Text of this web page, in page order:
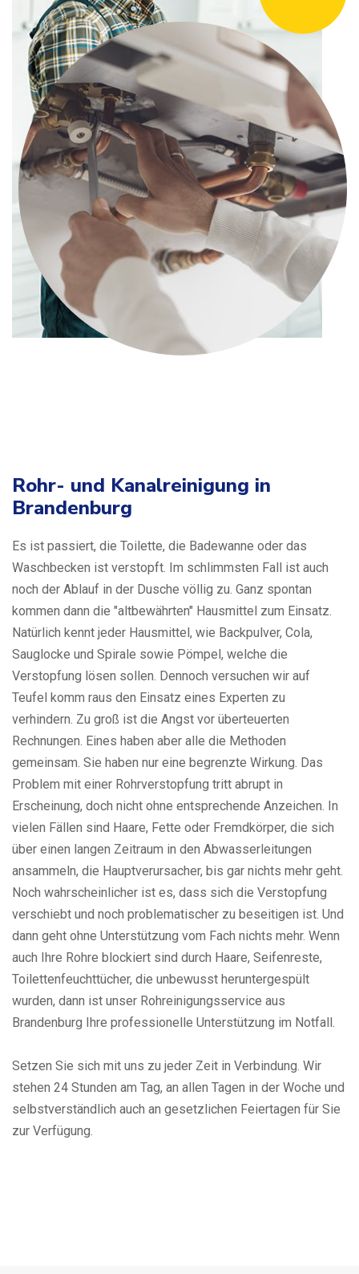
Rohr- und Kanalreinigung in
Brandenburg
Es ist passiert, die Toilette, die Badewanne oder das
Waschbecken ist verstopft. Im schlimmsten Fall ist auch
noch der Ablauf in der Dusche völlig zu. Ganz spontan
kommen dann die "altbewährten" Hausmittel zum Einsatz.
Natürlich kennt jeder Hausmittel, wie Backpulver, Cola,
Sauglocke und Spirale sowie Pömpel, welche die
Verstopfung lösen sollen. Dennoch versuchen wir auf
Teufel komm raus den Einsatz eines Experten zu
verhindern. Zu groß ist die Angst vor überteuerten
Rechnungen. Eines haben aber alle die Methoden
gemeinsam. Sie haben nur eine begrenzte Wirkung. Das
Problem mit einer Rohrverstopfung tritt abrupt in
Erscheinung, doch nicht ohne entsprechende Anzeichen. In
vielen Fällen sind Haare, Fette oder Fremdkörper, die sich
über einen langen Zeitraum in den Abwasserleitungen
ansammeln, die Hauptverursacher, bis gar nichts mehr geht.
Noch wahrscheinlicher ist es, dass sich die Verstopfung
verschiebt und noch problematischer zu beseitigen ist. Und
dann geht ohne Unterstützung vom Fach nichts mehr. Wenn
auch Ihre Rohre blockiert sind durch Haare, Seifenreste,
Toilettenfeuchttücher, die unbewusst heruntergespült
wurden, dann ist unser Rohreinigungsservice aus
Brandenburg Ihre professionelle Unterstützung im Notfall.
Setzen Sie sich mit uns zu jeder Zeit in Verbindung. Wir
stehen 24 Stunden am Tag, an allen Tagen in der Woche und
selbstverständlich auch an gesetzlichen Feiertagen für Sie
zur Verfügung.